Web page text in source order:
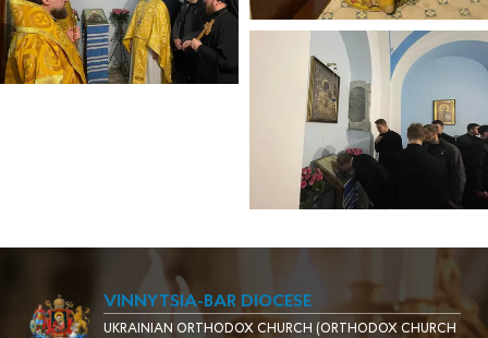
VINNYTSIA-BAR DIOCESE
UKRAINIAN ORTHODOX CHURCH (ORTHODOX CHURCH